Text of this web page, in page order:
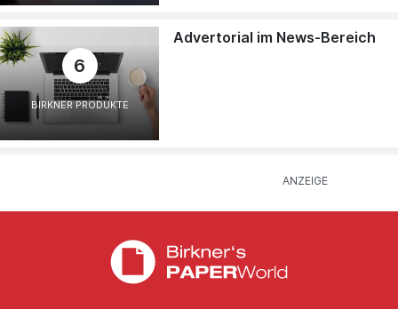
6
BIRKNER PRODUKTE
Advertorial im News-Bereich